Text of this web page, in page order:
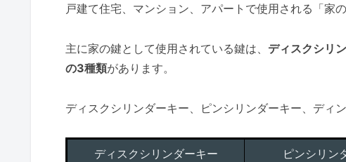
戸建て住宅、マンション、アパートで使用される「家
主に家の鍵として使用されている鍵は、 ディスクシリ
の3種類があります。
ディスクシリンダーキー、ピンシリンダーキー、ディ
ディスクシリンダーキー ピンシリン